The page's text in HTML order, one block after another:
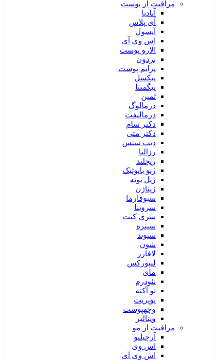
مراقبت از پوست
آنادیا
آی پلاس
آیسول
اس وی آی
الارو پوست
بردون
پرایم پوست
پیکسل
پیگمنتا
ثمین
درمالوگ
درمالیفت
دکتر سام
دکتر متی
دیپ سنس
رزالیا
ریچلند
ژنو بایوتیک
ژیل بوته
ژیناژن
سبوفارما
سروینا
سری کیت
سینره
سیوند
شون
لافارر
لیپورکس
مای
نئودرم
نو آکنه
نوپریت
وچهپوست
ویتالیر
مراقبت از مو
آرچیلیو
اس وی
اس وی آی